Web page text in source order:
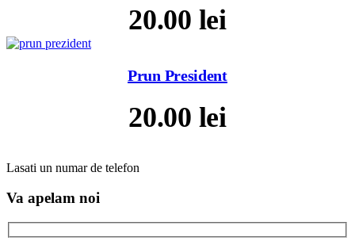
20.00 lei
Prun President
20.00 lei
Lasati un numar de telefon
Va apelam noi